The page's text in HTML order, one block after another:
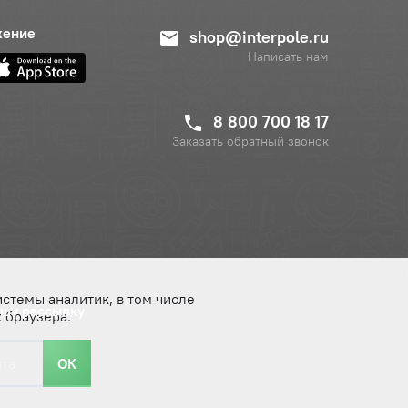
shop@interpole.ru
Написать нам
8 800 700 18 17
Заказать обратный звонок
рассылку
ОК
аналитик, в том числе
браузера.